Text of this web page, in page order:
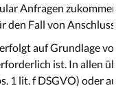
Anfragen zukommen
den Fall von
auf Grundlage von
ist. In allen
1 lit. f DSGVO) oder